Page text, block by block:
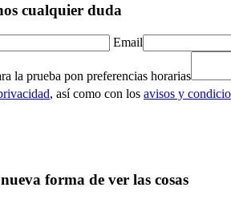
cualquier duda
Email
la prueba pon preferencias horarias
, así como con los avisos y
forma de ver las cosas